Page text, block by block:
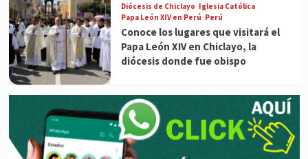
Diócesis de Chiclayo Iglesia Católica
Papa León XIV en Perú Perú
Conoce los lugares que visitará el
Papa León XIV en Chiclayo, la
diócesis donde fue obispo